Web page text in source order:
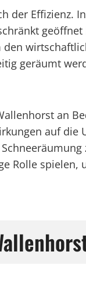
der Effizienz.
geräumt
an
auf die
Rolle